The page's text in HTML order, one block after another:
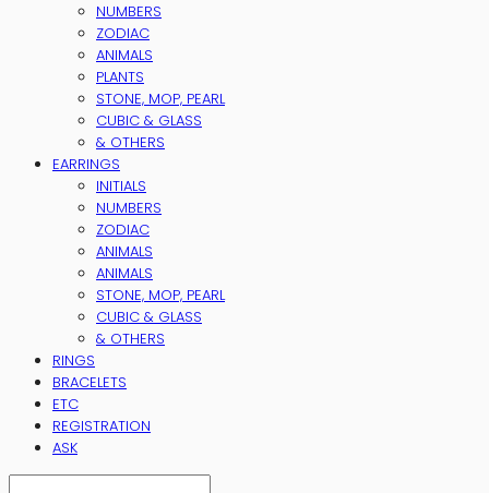
NUMBERS
ZODIAC
ANIMALS
PLANTS
STONE, MOP, PEARL
CUBIC & GLASS
& OTHERS
EARRINGS
INITIALS
NUMBERS
ZODIAC
ANIMALS
ANIMALS
STONE, MOP, PEARL
CUBIC & GLASS
& OTHERS
RINGS
BRACELETS
ETC
REGISTRATION
ASK